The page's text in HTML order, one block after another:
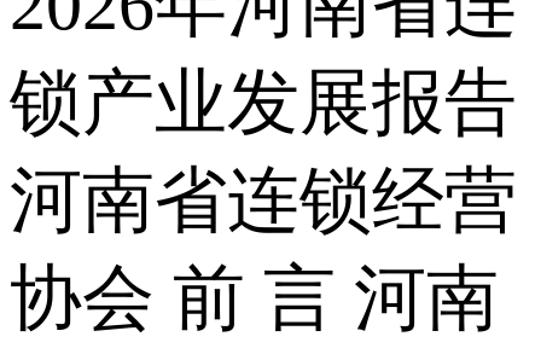
锁产业发展报告
河南省连锁经营
协会 前 言 河南